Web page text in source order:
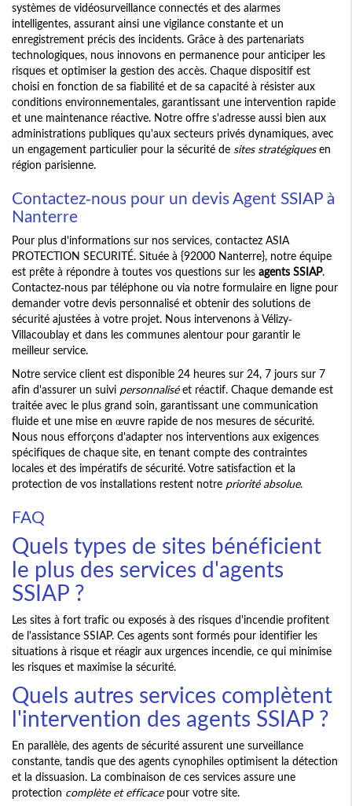
systèmes de vidéosurveillance connectés et des alarmes
intelligentes, assurant ainsi une vigilance constante et un
enregistrement précis des incidents. Grâce à des partenariats
technologiques, nous innovons en permanence pour anticiper les
risques et optimiser la gestion des accès. Chaque dispositif est
choisi en fonction de sa fiabilité et de sa capacité à résister aux
conditions environnementales, garantissant une intervention rapide
et une maintenance réactive. Notre offre s'adresse aussi bien aux
administrations publiques qu'aux secteurs privés dynamiques, avec
un engagement particulier pour la sécurité de sites stratégiquesen
région parisienne.
Contactez-nous pour un devis Agent SSIAP à
Nanterre
Pour plus d'informations sur nos services, contactez ASIA
PROTECTION SECURITÉ. Située à {92000 Nanterre}, notre équipe
est prête à répondre à toutes vos questions sur les agents SSIAP.
Contactez-nous par téléphone ou via notre formulaire en ligne pour
demander votre devis personnalisé et obtenir des solutions de
sécurité ajustées à votre projet. Nous intervenons à Vélizy-
Villacoublay et dans les communes alentour pour garantir le
meilleur service.
Notre service client est disponible 24 heures sur 24, 7 jours sur 7
afin d'assurer un suivi personnaliséet réactif. Chaque demande est
traitée avec le plus grand soin, garantissant une communication
fluide et une mise en œuvre rapide de nos mesures de sécurité.
Nous nous efforçons d'adapter nos interventions aux exigences
spécifiques de chaque site, en tenant compte des contraintes
locales et des impératifs de sécurité. Votre satisfaction et la
protection de vos installations restent notre priorité absolue.
FAQ
Quels types de sites bénéficient
le plus des services d'agents
SSIAP ?
Les sites à fort trafic ou exposés à des risques d'incendie profitent
de l'assistance SSIAP. Ces agents sont formés pour identifier les
situations à risque et réagir aux urgences incendie, ce qui minimise
les risques et maximise la sécurité.
Quels autres services complètent
l'intervention des agents SSIAP ?
En parallèle, des agents de sécurité assurent une surveillance
constante, tandis que des agents cynophiles optimisent la détection
et la dissuasion. La combinaison de ces services assure une
protection complète et efficacepour votre site.